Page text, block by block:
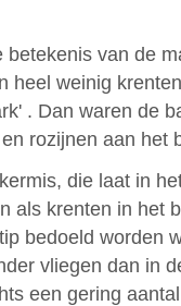
van de
heel weinig
. Dan waren de
rozijnen aan het
die laat in
als krenten in het
bedoeld worden
vliegen dan in
een gering